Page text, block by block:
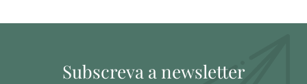
Subscreva a newsletter